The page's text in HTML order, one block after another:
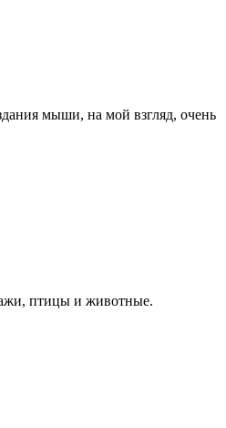
мыши, на мой взгляд, очень
птицы и животные.